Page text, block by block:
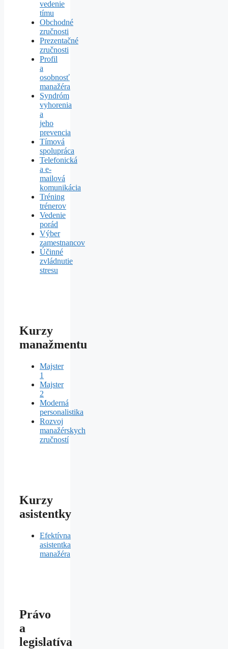
vedenie
tímu
Obchodné
zručnosti
Prezentačné
zručnosti
Profil
a
osobnosť
manažéra
Syndróm
vyhorenia
a
jeho
prevencia
Tímová
spolupráca
Telefonická
a e-
mailová
komunikácia
Tréning
trénerov
Vedenie
porád
Výber
zamestnancov
Účinné
zvládnutie
stresu
Kurzy
manažmentu
Majster
1
Majster
2
Moderná
personalistika
Rozvoj
manažérskych
zručností
Kurzy
asistentky
Efektívna
asistentka
manažéra
Právo
a
legislatíva